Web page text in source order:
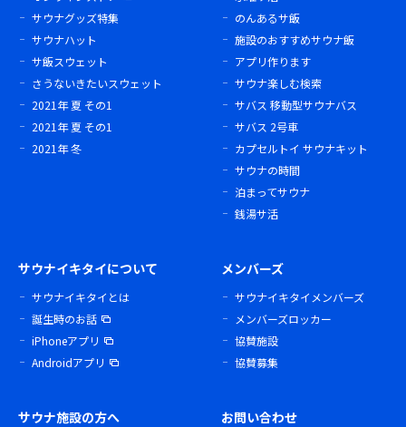
サウナグッズ特集
サウナハット
サ飯スウェット
さうないきたいスウェット
2021年 夏 その1
2021年 夏 その1
2021年 冬
のんあるサ飯
施設のおすすめサウナ飯
アプリ作ります
サウナ楽しむ検索
サバス 移動型サウナバス
サバス 2号車
カプセルトイ サウナキット
サウナの時間
泊まってサウナ
銭湯サ活
サウナイキタイについて
サウナイキタイとは
誕生時のお話
iPhoneアプリ
Androidアプリ
メンバーズ
サウナイキタイメンバーズ
メンバーズロッカー
協賛施設
協賛募集
サウナ施設の方へ お問い合わせ